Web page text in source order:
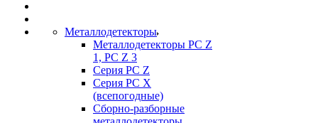
Металлодетекторы
Металлодетекторы РС Z
1, PC Z 3
Серия РС Z
Серия РС X
(всепогодные)
Сборно-разборные